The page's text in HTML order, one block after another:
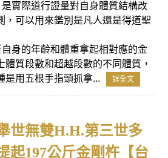
是實際道行證量對自身體質結構改
，可以用來鑑別是凡人還是得道聖
自身的年齡和體重拿起相對應的金
體質段數和超越段數的不同體質，
是用五根手指頭抓拿...
詳全文
世無雙H.H.第三世多
197公斤金剛杵【台